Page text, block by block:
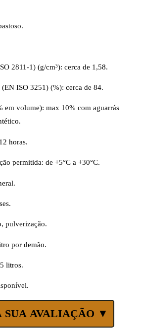
2811-1) (g/cm³): cerca de 1,58.
(EN ISO 3251) (%): cerca de 84.
em volume): max 10% com aguarrás
horas.
permitida: de +5°C a +30°C.
pulverização.
por demão.
litros.
SUA AVALIAÇÃO ▼